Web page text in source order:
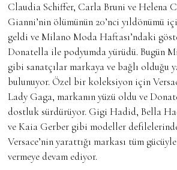
Claudia Schiffer, Carla Bruni ve Helena
Gianni’nin ölümünün 20’nci yıldönümü
geldi ve Milano Moda Haftası’ndaki
Donatella ile podyumda yürüdü. Bugün
gibi sanatçılar markaya ve bağlı olduğu
bulunuyor. Özel bir koleksiyon için
Lady Gaga, markanın yüzü oldu ve
dostluk sürdürüyor. Gigi Hadid, Bella
ve Kaia Gerber gibi modeller
Versace’nin yarattığı markası tüm
vermeye devam ediyor.